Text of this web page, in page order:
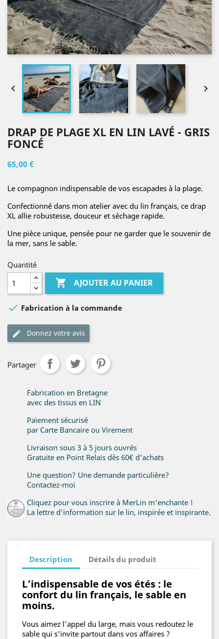
 
DRAP DE PLAGE XL EN LIN LAVÉ - GRIS
FONCÉ
65,00 €
Le compagnon indispensable de vos escapades à la plage.
Confectionné dans mon atelier avec du lin français, ce drap
XL allie robustesse, douceur et séchage rapide.
Une pièce unique, pensée pour ne garder que le souvenir de
la mer, sans le sable.
Quantité
 AJOUTER AU PANIER
 Fabrication à la commande
Donnez votre avis
Partager
Fabrication en Bretagne
avec des tissus en LIN
Paiement sécurisé
par Carte Bancaire ou Virement
Livraison sous 3 à 5 jours ouvrés
Gratuite en Point Relais dès 60€ d'achats
Une question? Une demande particulière?
Contactez-moi
Cliquez pour vous inscrire à MerLin m'enchante !
La lettre d'information sur le lin, inspirée et inspirante.
Description Détails du produit
L’indispensable de vos étés : le
confort du lin français, le sable en
moins.
Vous aimez l'appel du large, mais vous redoutez le
sable qui s'invite partout dans vos affaires ?